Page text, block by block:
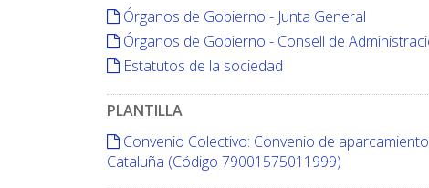
Órganos de Gobierno - Junta General
Órganos de Gobierno - Consell de
Estatutos de la sociedad
PLANTILLA
Convenio Colectivo: Convenio de
Cataluña (Código 79001575011999)